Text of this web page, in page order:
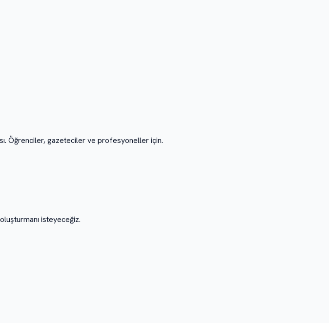
Öğrenciler, gazeteciler ve profesyoneller için.
isteyeceğiz.